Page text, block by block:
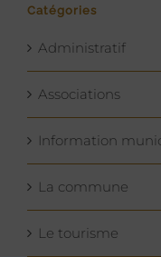
Catégories
Administratif
Associations
Information
La commune
Le tourisme